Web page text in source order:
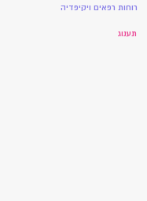
רוחות רפאים ויקיפדיה
תענוג